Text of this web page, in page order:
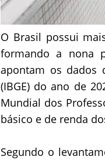
O Brasil possui
formando a nona
apontam os dados
(IBGE) do ano de
Mundial dos
básico e de renda
Segundo o